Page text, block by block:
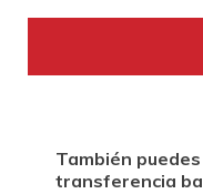
También
transferencia